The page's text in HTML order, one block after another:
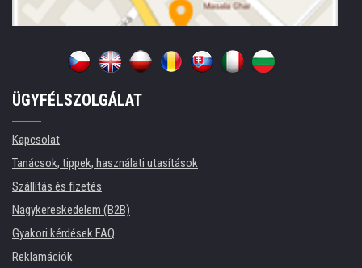
ÜGYFÉLSZOLGÁLAT
Kapcsolat
Tanácsok, tippek, használati utasítások
Szállítás és fizetés
Nagykereskedelem (B2B)
Gyakori kérdések FAQ
Reklamációk